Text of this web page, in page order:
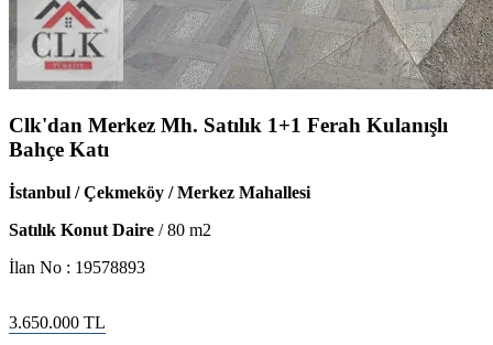
Clk'dan Merkez Mh. Satılık 1+1 Ferah Kulanışlı
Bahçe Katı
İstanbul / Çekmeköy / Merkez Mahallesi
Satılık Konut Daire /80 m2
İlan No : 19578893
3.650.000 TL